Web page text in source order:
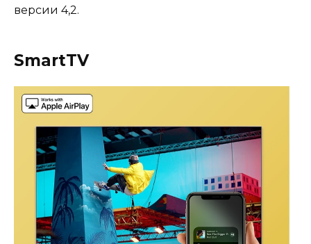
версии 4,2.
SmartTV